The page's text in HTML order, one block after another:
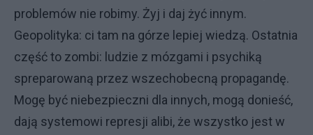
problemów nie robimy. Żyj i daj żyć innym.
Geopolityka: ci tam na górze lepiej wiedzą. Ostatnia
część to zombi: ludzie z mózgami i psychiką
spreparowaną przez wszechobecną propagandę.
Mogę być niebezpieczni dla innych, mogą donieść,
dają systemowi represji alibi, że wszystko jest w